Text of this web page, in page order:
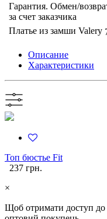
Гарантия. Обмен/
за счет заказчика
Платье из замши Valery
Описание
Характеристики
Топ бюстье Fit
237 грн.
×
Щоб отримати доступ до